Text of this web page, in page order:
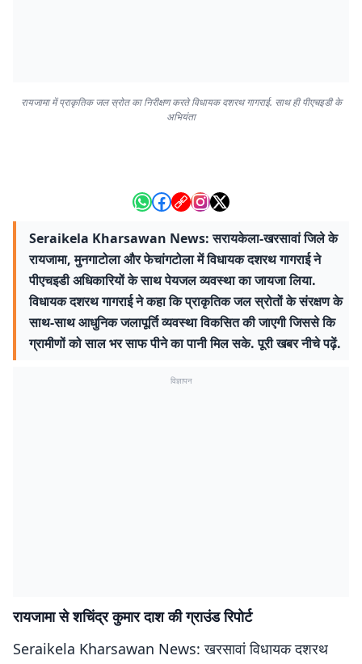
रायजामा में प्राकृतिक जल स्रोत का निरीक्षण करते विधायक दशरथ गागराई. साथ ही पीएचइडी के
अभियंता
Seraikela Kharsawan News: सरायकेला-खरसावां जिले के
रायजामा, मुनगाटोला और फेचांगटोला में विधायक दशरथ गागराई ने
पीएचइडी अधिकारियों के साथ पेयजल व्यवस्था का जायजा लिया.
विधायक दशरथ गागराई ने कहा कि प्राकृतिक जल स्रोतों के संरक्षण के
साथ-साथ आधुनिक जलापूर्ति व्यवस्था विकसित की जाएगी जिससे कि
ग्रामीणों को साल भर साफ पीने का पानी मिल सके. पूरी खबर नीचे पढ़ें.
विज्ञापन
रायजामा से शचिंद्र कुमार दाश की ग्राउंड रिपोर्ट
Seraikela Kharsawan News: खरसावां विधायक दशरथ